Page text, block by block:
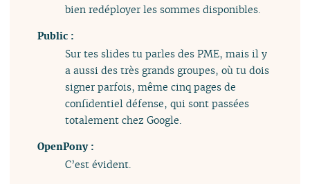
bien redéployer les sommes disponibles.
Public :
Sur tes slides tu parles des PME, mais il y
a aussi des très grands groupes, où tu dois
signer parfois, même cinq pages de
confidentiel défense, qui sont passées
totalement chez Google.
OpenPony :
C’est évident.